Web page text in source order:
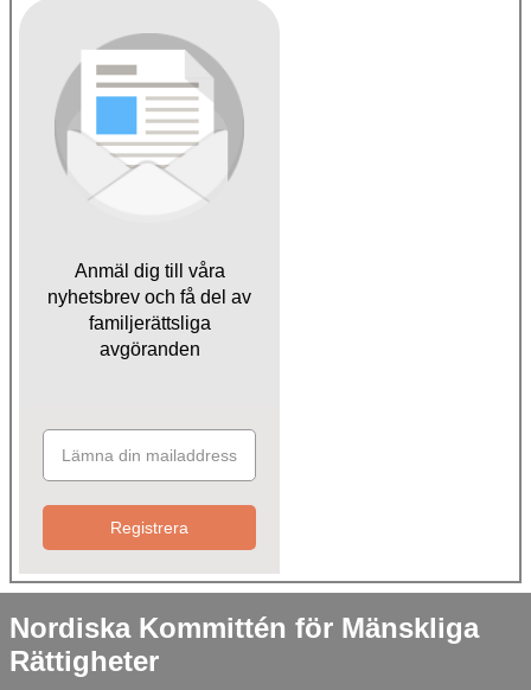
Anmäl dig till våra
nyhetsbrev och få del av
familjerättsliga
avgöranden
Registrera
Nordiska Kommittén för Mänskliga
Rättigheter